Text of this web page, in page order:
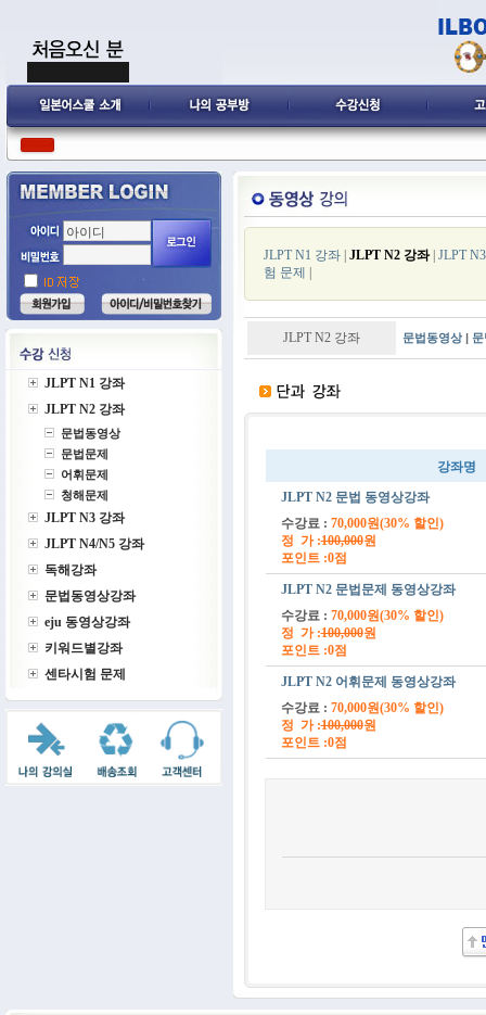
JLPT N1 강좌
JLPT N2 강좌
문법동영상
문법문제
어휘문제
청해문제
JLPT N3 강좌
JLPT N4/N5 강좌
독해강좌
문법동영상강좌
eju 동영상강좌
키워드별강좌
센타시험 문제
JLPT N1 강좌| JLPT N2 강좌| JLPT
험 문제
JLPT N2 강좌 문법동영상| 문
강좌명
JLPT N2 문법 동영상강좌
수강료 : 70,000원(30% 할인)
정 가 :100,000원
포인트 :0점
JLPT N2 문법문제 동영상강좌
수강료 : 70,000원(30% 할인)
정 가 :100,000원
포인트 :0점
JLPT N2 어휘문제 동영상강좌
수강료 : 70,000원(30% 할인)
정 가 :100,000원
포인트 :0점